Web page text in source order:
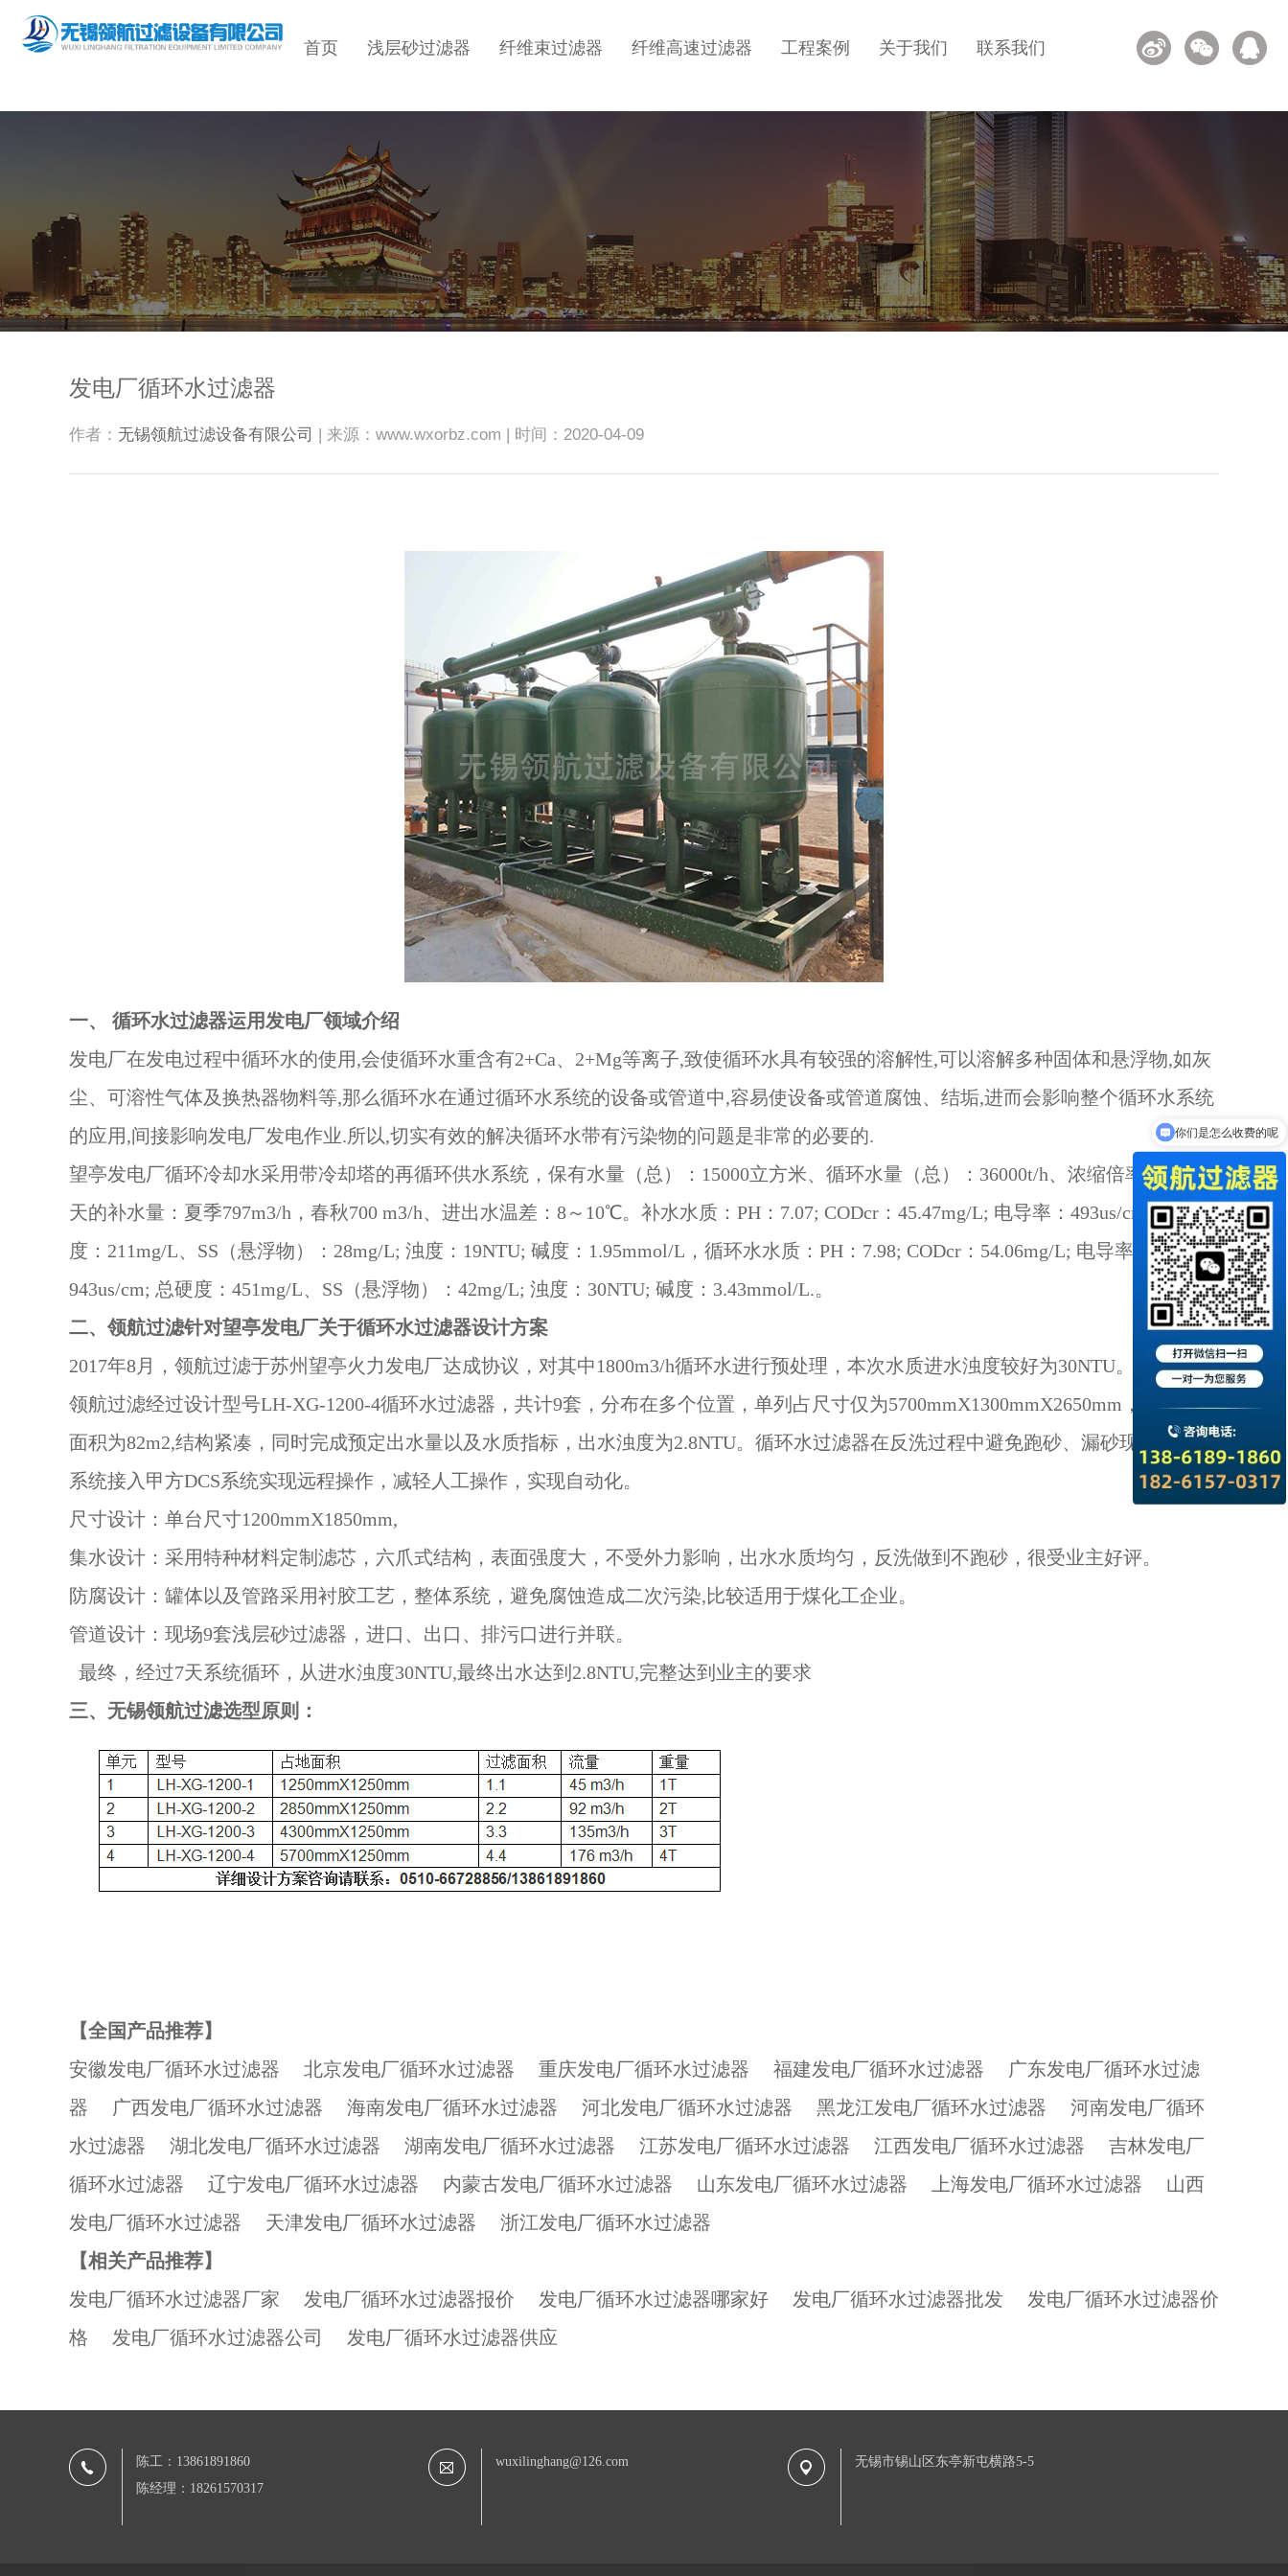
联系我们
关于我们
工程案例
纤维高速过滤器
纤维束过滤器
浅层砂过滤器
首页
发电厂循环水过滤器
作者： 无锡领航过滤设备有限公司 | 来源：www.wxorbz.com | 时间：2020-04-09
一、 循环水过滤器运用发电厂领域介绍
发电厂在发电过程中循环水的使用,会使循环水重含有2+Ca、2+Mg等离子,致使循环水具有较强的溶解性,可以溶解多种固体和悬浮物,如灰
尘、可溶性气体及换热器物料等,那么循环水在通过循环水系统的设备或管道中,容易使设备或管道腐蚀、结垢,进而会影响整个循环水系统
的应用,间接影响发电厂发电作业.所以,切实有效的解决循环水带有污染物的问题是非常的必要的.
望亭发电厂循环冷却水采用带冷却塔的再循环供水系统，保有水量（总）：15000立方米、循环水量（总）：36000t/h、浓缩倍率3~4、每
天的补水量：夏季797m3/h，春秋700 m3/h、进出水温差：8～10℃。补水水质：PH：7.07; CODcr：45.47mg/L; 电导率：493us/cm; 总硬
度：211mg/L、SS（悬浮物）：28mg/L; 浊度：19NTU; 碱度：1.95mmol/L，循环水水质：PH：7.98; CODcr：54.06mg/L; 电导率：
943us/cm; 总硬度：451mg/L、SS（悬浮物）：42mg/L; 浊度：30NTU; 碱度：3.43mmol/L.。
二、领航过滤针对望亭发电厂关于循环水过滤器设计方案
2017年8月，领航过滤于苏州望亭火力发电厂达成协议，对其中1800m3/h循环水进行预处理，本次水质进水浊度较好为30NTU。
领航过滤经过设计型号LH-XG-1200-4循环水过滤器，共计9套，分布在多个位置，单列占尺寸仅为5700mmX1300mmX2650mm，整体占地
面积为82m2,结构紧凑，同时完成预定出水量以及水质指标，出水浊度为2.8NTU。循环水过滤器在反洗过程中避免跑砂、漏砂现象，控制
系统接入甲方DCS系统实现远程操作，减轻人工操作，实现自动化。
尺寸设计：单台尺寸1200mmX1850mm,
集水设计：采用特种材料定制滤芯，六爪式结构，表面强度大，不受外力影响，出水水质均匀，反洗做到不跑砂，很受业主好评。
防腐设计：罐体以及管路采用衬胶工艺，整体系统，避免腐蚀造成二次污染,比较适用于煤化工企业。
管道设计：现场9套浅层砂过滤器，进口、出口、排污口进行并联。
最终，经过7天系统循环，从进水浊度30NTU,最终出水达到2.8NTU,完整达到业主的要求
三、无锡领航过滤选型原则：
【全国产品推荐】
安徽发电厂循环水过滤器
北京发电厂循环水过滤器 重庆发电厂循环水过滤器 福建发电厂循环水过滤器
广东发电厂循环水过滤
器
广西发电厂循环水过滤器 海南发电厂循环水过滤器 河北发电厂循环水过滤器 黑龙江发电厂循环水过滤器
河南发电厂循环
水过滤器
湖北发电厂循环水过滤器 湖南发电厂循环水过滤器 江苏发电厂循环水过滤器 江西发电厂循环水过滤器
吉林发电厂
循环水过滤器
辽宁发电厂循环水过滤器 内蒙古发电厂循环水过滤器 山东发电厂循环水过滤器 上海发电厂循环水过滤器
山西
发电厂循环水过滤器
天津发电厂循环水过滤器
浙江发电厂循环水过滤器
【相关产品推荐】
发电厂循环水过滤器厂家
发电厂循环水过滤器报价 发电厂循环水过滤器哪家好 发电厂循环水过滤器批发
发电厂循环水过滤器价
格
发电厂循环水过滤器公司 发电厂循环水过滤器供应
陈工：13861891860
陈经理：18261570317
wuxilinghang@126.com 无锡市锡山区东亭新屯横路5-5
你们是怎么收费的呢